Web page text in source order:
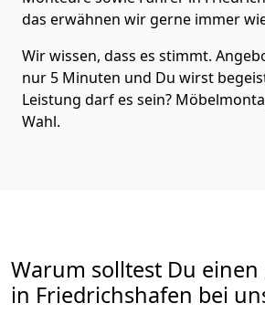
das erwähnen wir gerne immer
Wir wissen, dass es stimmt.
nur 5 Minuten und Du wirst
Leistung darf es sein?
Wahl.
Warum solltest Du
in Friedrichshafen bei